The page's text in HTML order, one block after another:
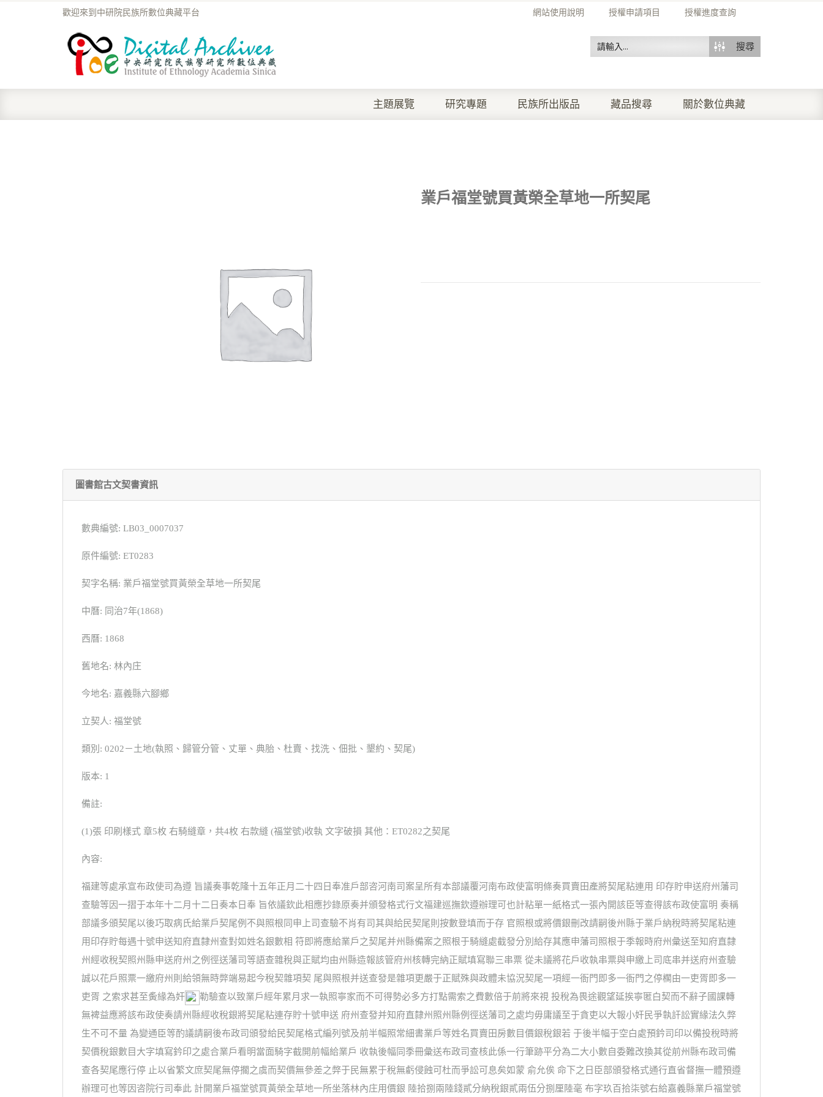
網站使用說明 授權申請項目 授權進度查詢
歡迎來到中研院民族所數位典藏平台
搜尋
主題展覽 研究專題 民族所出版品 藏品搜尋 關於數位典藏
業戶福堂號買黃榮全草地一所契尾
圖書館古文契書資訊
數典編號: LB03_0007037
原件編號: ET0283
契字名稱: 業戶福堂號買黃榮全草地一所契尾
中曆: 同治7年(1868)
西曆: 1868
舊地名: 林內庄
今地名: 嘉義縣六腳鄉
立契人: 福堂號
類別: 0202－土地(執照、歸管分管、丈單、典胎、杜賣、找洗、佃批、墾約、契尾)
版本: 1
備註:
(1)張 印刷樣式 章5枚 右騎縫章，共4枚 右款縫 (福堂號)收執 文字破損 其他：ET0282之契尾
內容:
福建等處承宣布政使司為遵 旨議奏事乾隆十五年正月二十四日奉准戶部咨河南司案呈所有本部議覆河南布政使富明條奏買賣田產將契尾粘連用 印存貯申送府州藩司
查驗等因一摺于本年十二月十二日奏本日奉 旨依議欽此相應抄錄原奏并頒發格式行文福建巡撫欽遵辦理可也計粘單一紙格式一張內開該臣等查得該布政使富明 奏稱
部議多頒契尾以後巧取病氏給業戶契尾例不與照根同申上司查驗不肖有司其與給民契尾則按數登填而于存 官照根或將價銀刪改請嗣後州縣于業戶納稅時將契尾粘連
用印存貯每遇十號申送知府直隸州查對如姓名銀數相 符即將應給業戶之契尾并州縣備案之照根于騎縫處截發分別給存其應申藩司照根于季報時府州彙送至知府直隸
州經收稅契照州縣申送府州之例徑送藩司等語查雜稅與正賦均由州縣造報該管府州核轉完納正賦填寫聯三串票 從未議將花戶收執串票與申繳上司底串并送府州查驗
誠以花戶照票一繳府州則給領無時弊端易起今稅契雜項契 尾與照根并送查發是雜項更嚴于正賦殊與政體未協況契尾一項經一衙門即多一衙門之停櫊由一吏胥即多一
吏胥 之索求甚至夤緣為奸
勒驗查以致業戶經年累月求一執照寧家而不可得勢必多方打點需索之費數倍于前將來視 投稅為畏途觀望延挨寧匿白契而不辭子國課轉
無裨益應將該布政使奏請州縣經收稅銀將契尾粘連存貯十號申送 府州查發并知府直隸州照州縣例徑送藩司之處均毋庸議至于貪吏以大報小奸民爭執訐訟實緣法久弊
生不可不量 為變通臣等酌議請嗣後布政司頒發給民契尾格式編列號及前半幅照常細書業戶等姓名買賣田房數目價銀稅銀若 于後半幅于空白處預鈐司印以備投稅時將
契價稅銀數目大字填寫鈐印之處合業戶看明當面騎字截開前幅給業戶 收執後幅同季冊彙送布政司查核此係一行筆跡平分為二大小數自委難改換其從前州縣布政司備
查各契尾應行停 止以省繁文庶契尾無停擱之虞而契價無參差之弊于民無累于稅無虧侵蝕可杜而爭訟可息矣如蒙 俞允俟 命下之日臣部頒發格式通行直省督撫一體預遵
辦理可也等因咨院行司奉此 計開業戶福堂號買黃榮全草地一所坐落林內庄用價銀 陸拾捌兩陸錢貳分納稅銀貳兩伍分捌厘陸毫 布字玖百拾柒號右給嘉義縣業戶福堂號